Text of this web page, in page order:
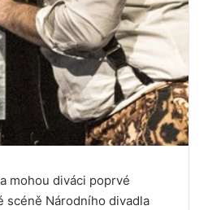
mohou diváci poprvé
scéně Národního divadla